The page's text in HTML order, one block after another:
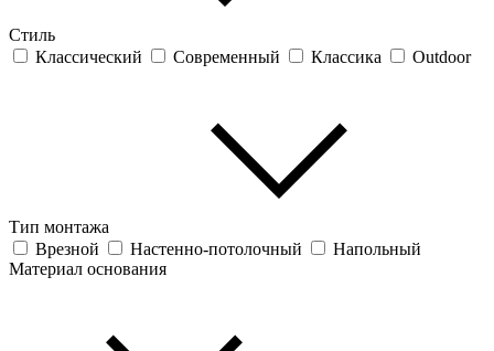
Стиль
Классический
Современный Классика Outdoor
Тип монтажа
Врезной
Настенно-потолочный
Напольный
Материал основания